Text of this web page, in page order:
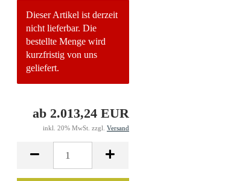
Dieser Artikel ist derzeit
nicht lieferbar. Die
bestellte Menge wird
kurzfristig von uns
geliefert.
ab 2.013,24 EUR
inkl. 20% MwSt. zzgl. Versand